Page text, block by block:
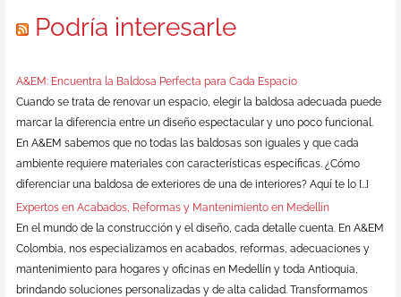
Podría interesarle
A&EM: Encuentra la Baldosa Perfecta para Cada Espacio
Cuando se trata de renovar un espacio, elegir la baldosa adecuada puede
marcar la diferencia entre un diseño espectacular y uno poco funcional.
En A&EM sabemos que no todas las baldosas son iguales y que cada
ambiente requiere materiales con características específicas. ¿Cómo
diferenciar una baldosa de exteriores de una de interiores? Aquí te lo […]
Expertos en Acabados, Reformas y Mantenimiento en Medellín
En el mundo de la construcción y el diseño, cada detalle cuenta. En A&EM
Colombia, nos especializamos en acabados, reformas, adecuaciones y
mantenimiento para hogares y oficinas en Medellín y toda Antioquia,
brindando soluciones personalizadas y de alta calidad. Transformamos